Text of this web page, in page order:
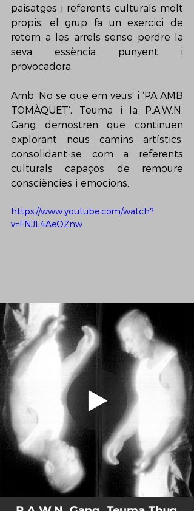
paisatges i referents culturals molt
propis, el grup fa un exercici de
retorn a les arrels sense perdre la
seva essència punyent i
provocadora.
Amb ‘No se que em veus’ i ‘PA AMB
TOMÀQUET’, Teuma i la P.A.W.N.
Gang demostren que continuen
explorant nous camins artístics,
consolidant-se com a referents
culturals capaços de remoure
consciències i emocions.
https://www.youtube.com/watch?
v=FNJL4AeOZnw